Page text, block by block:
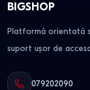
BIGSHOP
Platformă orientată
suport ușor de
079202090